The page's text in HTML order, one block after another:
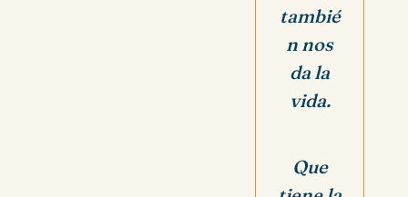
tambié
n nos
da la
vida.
Que